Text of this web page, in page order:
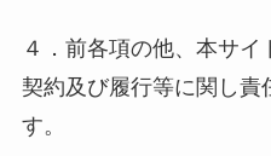
４．前各項の他、本サイ
契約及び履行等に関し責
す。